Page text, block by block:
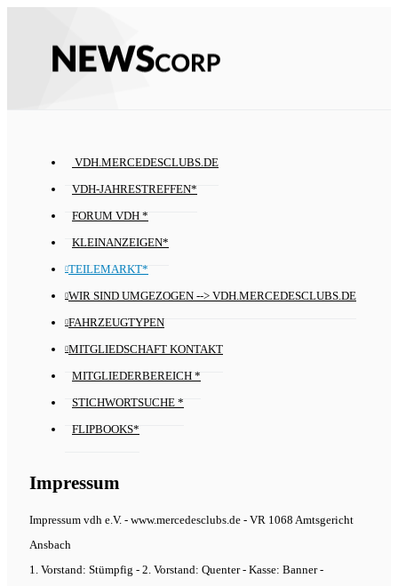
VDH.MERCEDESCLUBS.DE
VDH-JAHRESTREFFEN*
FORUM VDH *
KLEINANZEIGEN*
TEILEMARKT*
WIR SIND UMGEZOGEN --> VDH.MERCEDESCLUBS.DE
FAHRZEUGTYPEN
MITGLIEDSCHAFT KONTAKT
MITGLIEDERBEREICH *
STICHWORTSUCHE *
FLIPBOOKS*
Impressum
Impressum vdh e.V. - www.mercedesclubs.de - VR 1068 Amtsgericht
Ansbach
1. Vorstand: Stümpfig - 2. Vorstand: Quenter - Kasse: Banner -